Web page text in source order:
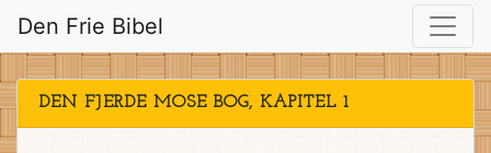
Den Frie Bibel
DEN FJERDE MOSE BOG, KAPITEL 1